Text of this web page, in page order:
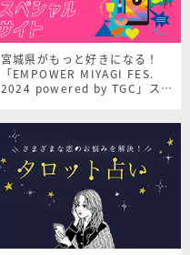
宮城県がもっと好きになる！
「EMPOWER MIYAGI FES.
2024 powered by TGC」スペ